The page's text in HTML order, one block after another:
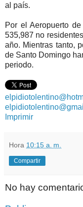
al país.
Por el Aeropuerto
535,987 no
año. Mientras tanto,
de Santo Domingo
periodo.
Imprimir
Hora 10:15 a. m.
Compartir
No hay